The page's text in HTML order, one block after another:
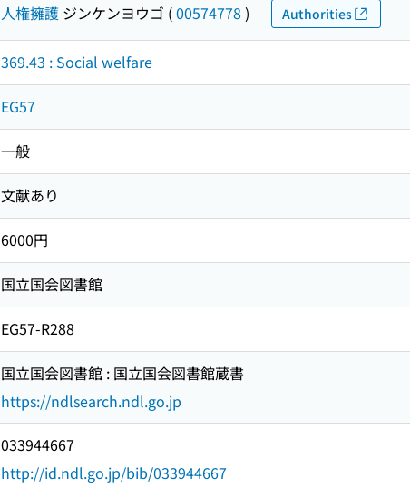
人権擁護 ジンケンヨウゴ (00574778 ) Authorities
369.43 : Social welfare
EG57
一般
文献あり
6000円
国立国会図書館
EG57-R288
国立国会図書館 : 国立国会図書館蔵書
https://ndlsearch.ndl.go.jp
033944667
http://id.ndl.go.jp/bib/033944667